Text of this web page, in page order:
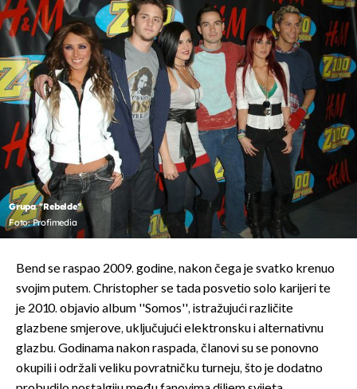
Grupa ''Rebelde''
Foto: Profimedia
Bend se raspao 2009. godine, nakon čega je svatko krenuo
svojim putem. Christopher se tada posvetio solo karijeri te
je 2010. objavio album ''Somos'', istražujući različite
glazbene smjerove, uključujući elektronsku i alternativnu
glazbu. Godinama nakon raspada, članovi su se ponovno
okupili i održali veliku povratničku turneju, što je dodatno